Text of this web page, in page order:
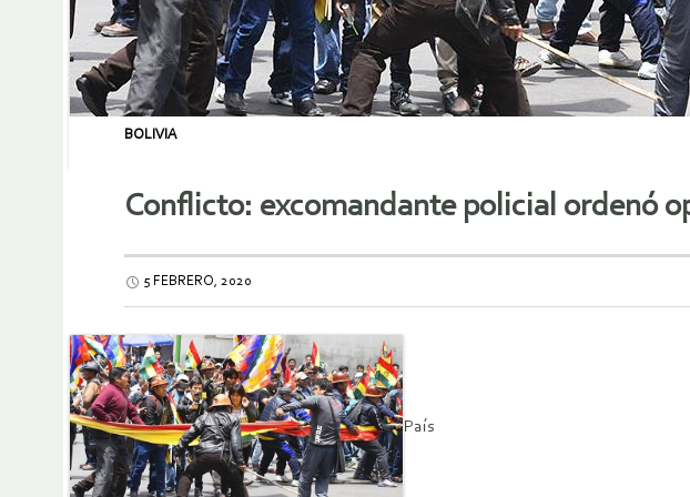
BOLIVIA
Conflicto: excomandante policial ordenó
5 FEBRERO, 2020
País